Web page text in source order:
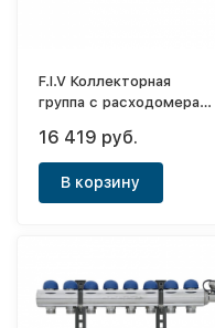
F.I.V Коллекторная
группа с расходомерами
16 419 руб.
В корзину